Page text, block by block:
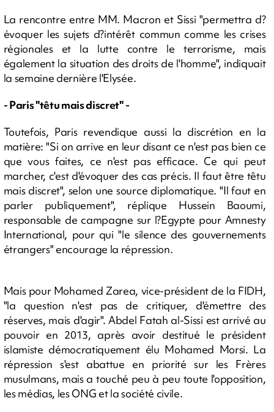
La rencontre entre MM. Macron et Sissi "permettra d?
évoquer les sujets d?intérêt commun comme les crises
régionales et la lutte contre le terrorisme, mais
également la situation des droits de l'homme", indiquait
la semaine dernière l'Elysée.
- Paris "têtu mais discret" -
Toutefois, Paris revendique aussi la discrétion en la
matière: "Si on arrive en leur disant ce n'est pas bien ce
que vous faites, ce n'est pas efficace. Ce qui peut
marcher, c'est d'évoquer des cas précis. Il faut être têtu
mais discret", selon une source diplomatique. "Il faut en
parler publiquement", réplique Hussein Baoumi,
responsable de campagne sur l?Egypte pour Amnesty
International, pour qui "le silence des gouvernements
étrangers" encourage la répression.
Mais pour Mohamed Zarea, vice-président de la FIDH,
"la question n'est pas de critiquer, d'émettre des
réserves, mais d'agir". Abdel Fatah al-Sissi est arrivé au
pouvoir en 2013, après avoir destitué le président
islamiste démocratiquement élu Mohamed Morsi. La
répression s'est abattue en priorité sur les Frères
musulmans, mais a touché peu à peu toute l'opposition,
les médias, les ONG et la société civile.